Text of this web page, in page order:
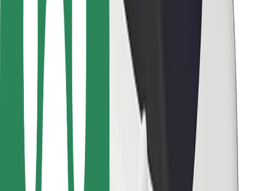
Estaciones de carga de Bolt
Soporte
Para usuarios
Para conductores
Para repartidores
Bolt Food
Para propietarios de flota
Para restaurantes
Bolt para empresas